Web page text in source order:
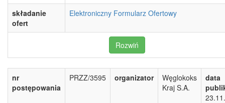
składanie
ofert
Elektroniczny Formularz Ofertowy
Rozwiń
nr
postępowania
PRZZ/3595 organizator
Węglokoks
Kraj S.A.
data